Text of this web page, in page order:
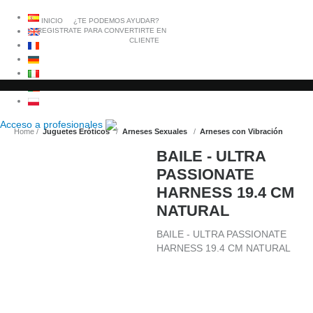
Acceso a profesionales
INICIO
¿TE PODEMOS AYUDAR?
REGISTRATE PARA CONVERTIRTE EN
CLIENTE
Home Juguetes Eróticos Arneses Sexuales Arneses con Vibración
BAILE - ULTRA
PASSIONATE
HARNESS 19.4 CM
NATURAL
BAILE - ULTRA PASSIONATE
HARNESS 19.4 CM NATURAL